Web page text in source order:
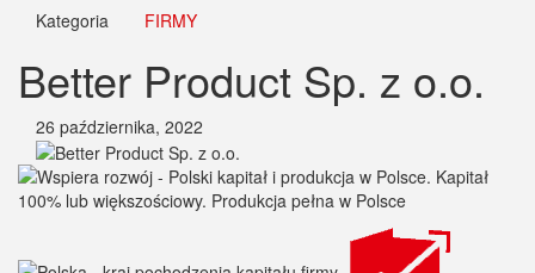
Kategoria
FIRMY
Better Product Sp. z o.o.
26 października, 2022